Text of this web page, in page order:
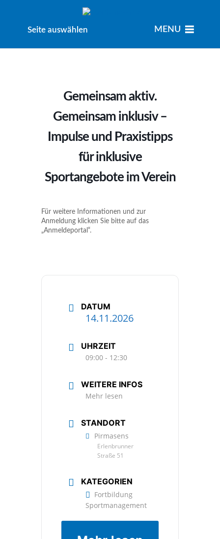
Seite auswählen MENU
Gemeinsam aktiv.
Gemeinsam inklusiv –
Impulse und Praxistipps
für inklusive
Sportangebote im Verein
Für weitere Informationen und zur
Anmeldung klicken Sie bitte auf das
„Anmeldeportal“.
DATUM
14.11.2026
UHRZEIT
09:00 - 12:30
WEITERE INFOS
Mehr lesen
STANDORT
Pirmasens
Erlenbrunner
Straße 51
KATEGORIEN
Fortbildung
Sportmanagement